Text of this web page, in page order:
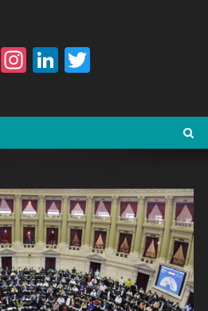
Facebook
Instagram
LinkedIn